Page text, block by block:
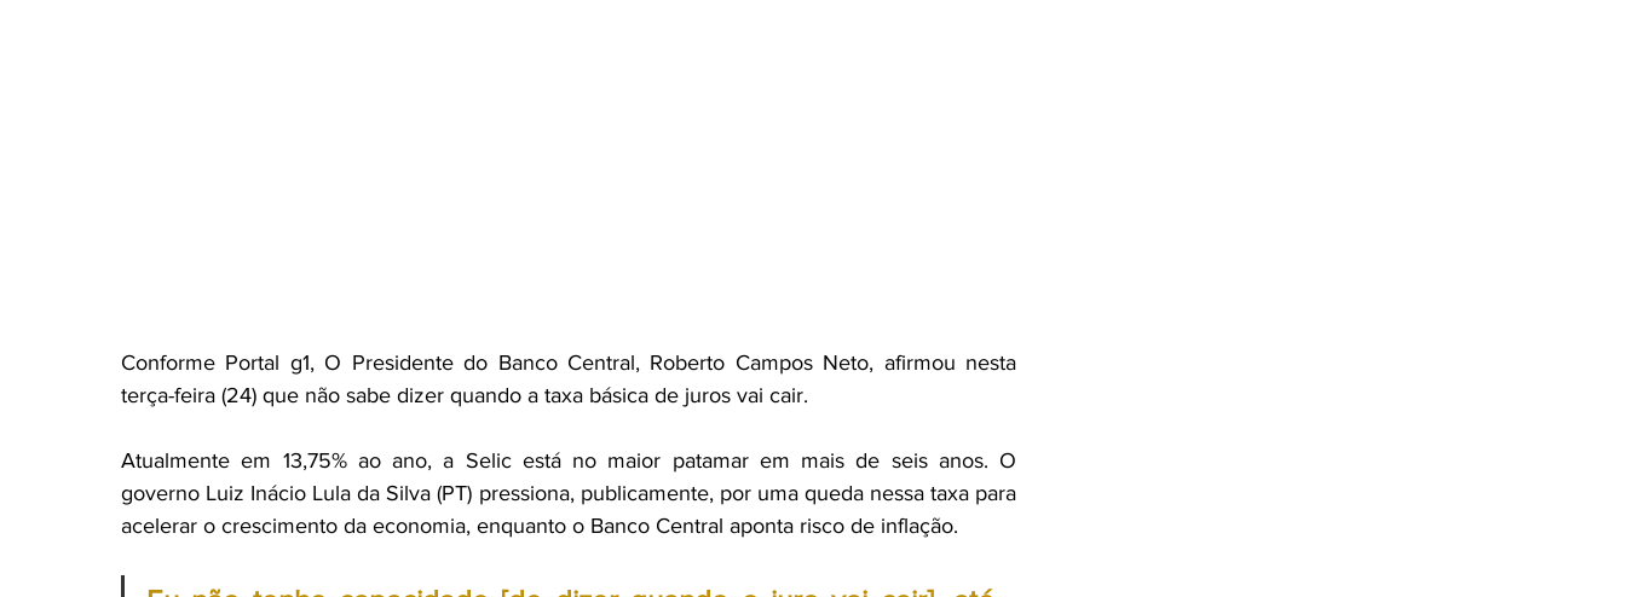
Coluna jurídica informativa Coluna > Saúde Brasil
Conforme Portal g1, O Presidente do Banco Central, Roberto Campos Neto, afirmou nesta
terça-feira (24) que não sabe dizer quando a taxa básica de juros vai cair.
Atualmente em 13,75% ao ano, a Selic está no maior patamar em mais de seis anos. O
governo Luiz Inácio Lula da Silva (PT) pressiona, publicamente, por uma queda nessa taxa para
acelerar o crescimento da economia, enquanto o Banco Central aponta risco de inflação.